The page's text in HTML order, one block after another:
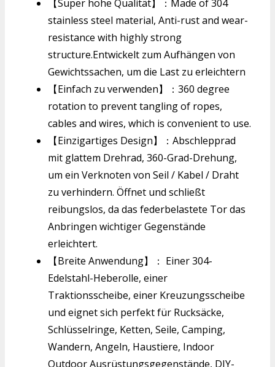
【Super hohe Qualität】：Made of 304
stainless steel material, Anti-rust and wear-
resistance with highly strong
structure.Entwickelt zum Aufhängen von
Gewichtssachen, um die Last zu erleichtern
【Einfach zu verwenden】：360 degree
rotation to prevent tangling of ropes,
cables and wires, which is convenient to use.
【Einzigartiges Design】：Abschlepprad
mit glattem Drehrad, 360-Grad-Drehung,
um ein Verknoten von Seil / Kabel / Draht
zu verhindern. Öffnet und schließt
reibungslos, da das federbelastete Tor das
Anbringen wichtiger Gegenstände
erleichtert.
【Breite Anwendung】： Einer 304-
Edelstahl-Heberolle, einer
Traktionsscheibe, einer Kreuzungsscheibe
und eignet sich perfekt für Rucksäcke,
Schlüsselringe, Ketten, Seile, Camping,
Wandern, Angeln, Haustiere, Indoor
Outdoor Ausrüstungsgegenstände, DIY-